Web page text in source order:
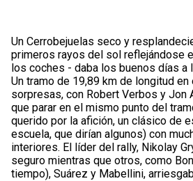
Un Cerrobejuelas seco y
primeros rayos del sol reflejándose
los coches - daba los buenos días a
Un tramo de 19,89 km de longitud en
sorpresas, con Robert Verbos y Jon
que parar en el mismo punto del
querido por la afición, un clásico de
escuela, que dirían algunos) con
interiores. El líder del rally, Nikolay
seguro mientras que otros, como
tiempo), Suárez y Mabellini,